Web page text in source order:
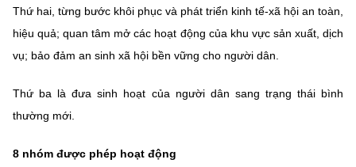
Thứ hai, từng bước khôi phục và phát triển kinh tế-xã hội an toàn,
hiệu quả; quan tâm mở các hoạt động của khu vực sản xuất, dịch
vụ; bảo đảm an sinh xã hội bền vững cho người dân.
Thứ ba là đưa sinh hoạt của người dân sang trạng thái bình
thường mới.
8 nhóm được phép hoạt động